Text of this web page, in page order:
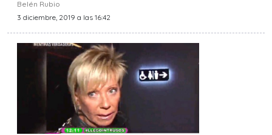
Belén Rubio
3 diciembre, 2019 a las 16:42